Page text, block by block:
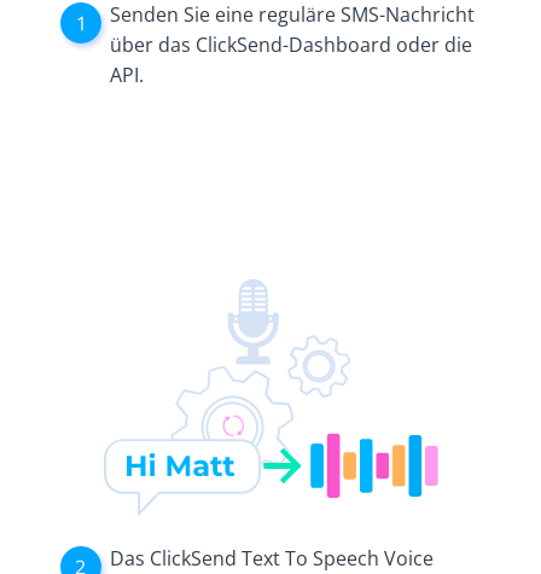
Senden Sie eine reguläre SMS-Nachricht
über das ClickSend-Dashboard oder die
API.
Das ClickSend Text To Speech Voice